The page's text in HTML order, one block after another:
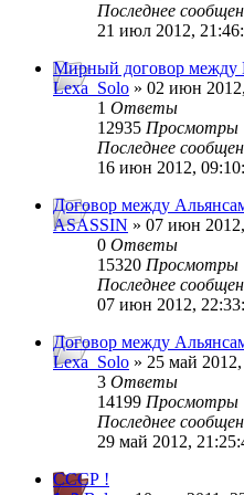
Последнее
21 июл 2012,
Мирный договор
Lexa_Solo » 02 июн
1 Ответы
12935 Просмотры
Последнее
16 июн 2012,
Договор между
ASASSIN » 07 июн
0 Ответы
15320 Просмотры
Последнее
07 июн 2012,
Договор между
Lexa_Solo » 25 май
3 Ответы
14199 Просмотры
Последнее
29 май 2012,
СССР !